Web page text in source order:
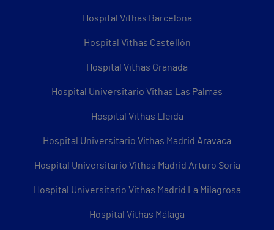
Hospital Vithas Barcelona
Hospital Vithas Castellón
Hospital Vithas Granada
Hospital Universitario Vithas Las Palmas
Hospital Vithas Lleida
Hospital Universitario Vithas Madrid Aravaca
Hospital Universitario Vithas Madrid Arturo Soria
Hospital Universitario Vithas Madrid La Milagrosa
Hospital Vithas Málaga